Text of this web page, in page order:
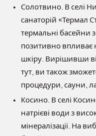
Солотвино. В селі
санаторій «Термал
термальні басейни
позитивно впливає
шкіру. Вирішивши
тут, ви також
процедури, сауни,
Косино. В селі
натрієві води з
мінералізації. На